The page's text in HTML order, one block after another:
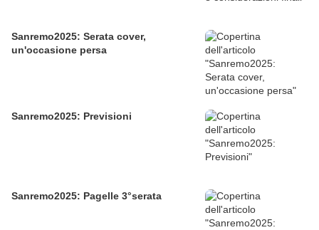
Sanremo2025: Serata cover,
un'occasione persa
Sanremo2025: Previsioni
Sanremo2025: Pagelle 3°serata